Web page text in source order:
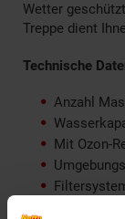
Wetter
Treppe dient
Technische
Anzahl
Mit Ozon-